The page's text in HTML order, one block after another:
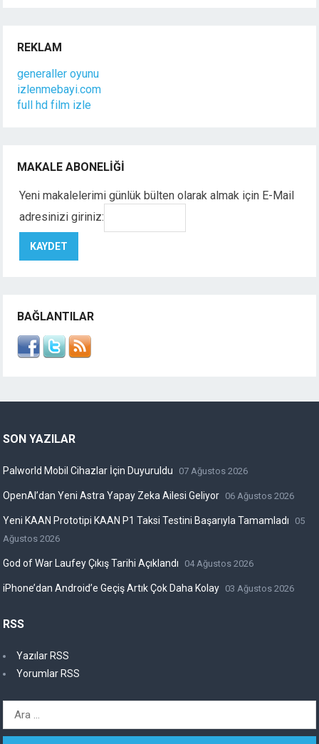
REKLAM
generaller oyunu
izlenmebayi.com
full hd film izle
MAKALE ABONELIĞI
Yeni makalelerimi günlük bülten olarak almak için E-Mail
adresinizi giriniz:
BAĞLANTILAR
SON YAZILAR
Palworld Mobil Cihazlar İçin Duyuruldu 07 Ağustos 2026
OpenAI’dan Yeni Astra Yapay Zeka Ailesi Geliyor 06 Ağustos 2026
Yeni KAAN Prototipi KAAN P1 Taksi Testini Başarıyla Tamamladı
05
Ağustos 2026
God of War Laufey Çıkış Tarihi Açıklandı 04 Ağustos 2026
iPhone’dan Android’e Geçiş Artık Çok Daha Kolay 03 Ağustos 2026
RSS
Yazılar RSS
Yorumlar RSS
Arama: